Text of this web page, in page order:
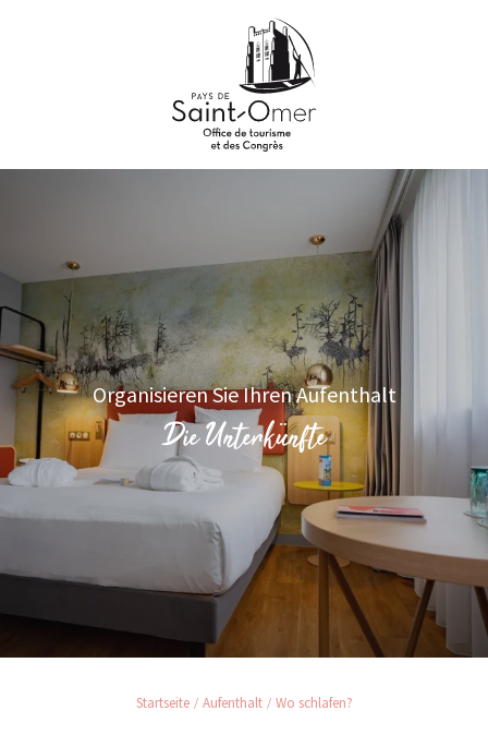
Organisieren Sie Ihren Aufenthalt
Die Unterkünfte
Startseite Aufenthalt Wo schlafen?